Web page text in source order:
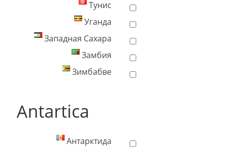
Тунис
Уганда
Западная Сахара
Замбия
Зимбабве
Antartica
Антарктида